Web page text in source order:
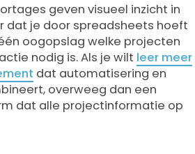
geven visueel inzicht in
dat je door spreadsheets hoeft
oogopslag welke projecten
nodig is. Als je wilt leer meer
dat automatisering en
overweeg dan een
dat alle projectinformatie op